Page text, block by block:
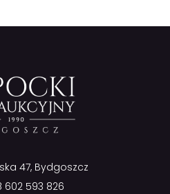
47, Bydgoszcz
602 593 826